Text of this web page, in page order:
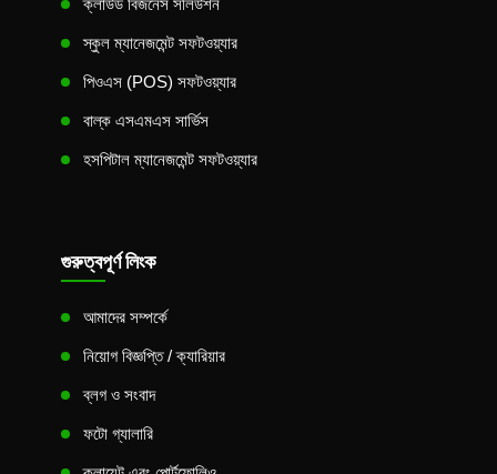
ক্লাউড বিজনেস সলিউশন
স্কুল ম্যানেজমেন্ট সফটওয়্যার
পিওএস (POS) সফটওয়্যার
বাল্ক এসএমএস সার্ভিস
হসপিটাল ম্যানেজমেন্ট সফটওয়্যার
গুরুত্বপূর্ণ লিংক
আমাদের সম্পর্কে
নিয়োগ বিজ্ঞপ্তি / ক্যারিয়ার
ব্লগ ও সংবাদ
ফটো গ্যালারি